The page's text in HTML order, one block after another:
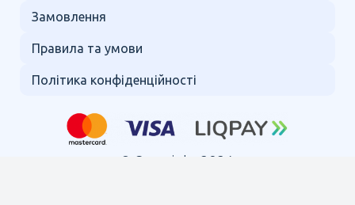
Замовлення
Правила та умови
Політика конфіденційності
© Copyright 2024.